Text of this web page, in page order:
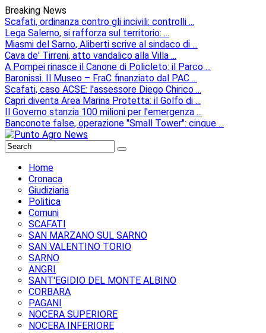
Breaking News
Scafati, ordinanza contro gli incivili: controlli ...
Lega Salerno, si rafforza sul territorio: ...
Miasmi del Sarno, Aliberti scrive al sindaco di ...
Cava de' Tirreni, atto vandalico alla Villa ...
A Pompei rinasce il Canone di Policleto: il Parco ...
Baronissi. Il Museo – FraC finanziato dal PAC ...
Scafati, caso ACSE: l'assessore Diego Chirico ...
Capri diventa Area Marina Protetta: il Golfo di ...
Il Governo stanzia 100 milioni per l'emergenza ...
Banconote false, operazione "Small Tower": cinque ...
Home
Cronaca
Giudiziaria
Politica
Comuni
SCAFATI
SAN MARZANO SUL SARNO
SAN VALENTINO TORIO
SARNO
ANGRI
SANT'EGIDIO DEL MONTE ALBINO
CORBARA
PAGANI
NOCERA SUPERIORE
NOCERA INFERIORE